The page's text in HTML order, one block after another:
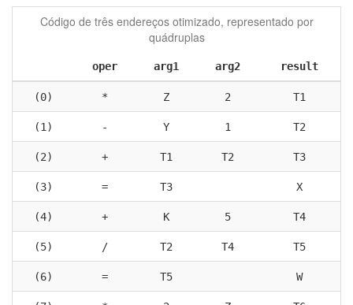
Código de três endereços otimizado, representado por
quádruplas
oper arg1 arg2 result
(0) * Z 2 T1
(1) - Y 1 T2
(2) + T1 T2 T3
(3) = T3 X
(4) + K 5 T4
(5) / T2 T4 T5
(6) = T5 W